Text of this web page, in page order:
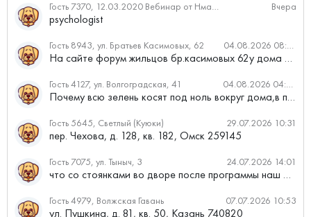
Гость 7370, 12.03.2020 Вебинар от Нмаркет.ПРО: «Актуальное об ипотеке: что нужно знать» Вчера
psychologist
Гость 8943, ул. Братьев Касимовых, 62 04.08.2026 08:34
На сайте форум жильцов бр.касимовых 62у дома растут красивые...
Гость 4127, ул. Волгоградская, 41 04.08.2026 04:46
Почему всю зелень косят под ноль вокруг дома,в полисадниках....
Гость 5645, Светлый (Куюки) 29.07.2026 10:31
пер. Чехова, д. 128, кв. 182, Омск 259145
Гость 7075, ул. Тыныч, 3 24.07.2026 14:01
что со стоянками во дворе после программы наш двор
Гость 4979, Волжская Гавань 07.07.2026 10:53
ул. Пушкина, д. 81, кв. 50, Казань 740820